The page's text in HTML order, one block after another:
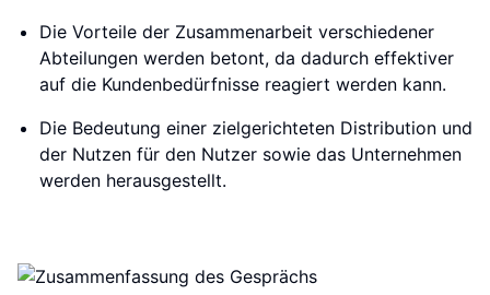
Die Vorteile der Zusammenarbeit verschiedener
Abteilungen werden betont, da dadurch effektiver
auf die Kundenbedürfnisse reagiert werden kann.
Die Bedeutung einer zielgerichteten Distribution und
der Nutzen für den Nutzer sowie das Unternehmen
werden herausgestellt.